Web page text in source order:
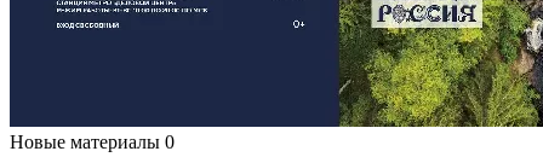
Новые материалы 0